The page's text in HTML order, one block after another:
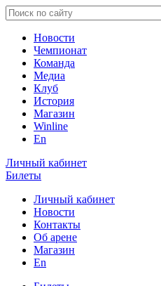
Новости
Чемпионат
Команда
Медиа
Клуб
История
Магазин
Winline
En
Личный кабинет
Билеты
Личный кабинет
Новости
Контакты
Об арене
Магазин
En